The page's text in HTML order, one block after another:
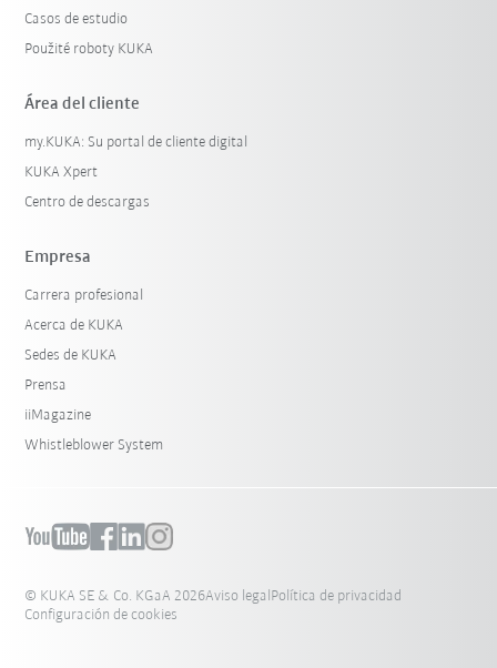
Restablecer filtro
Casos de estudio
Použité roboty KUKA
Área del cliente
my.KUKA: Su portal de cliente digital
KUKA Xpert
Centro de descargas
Empresa
Carrera profesional
Acerca de KUKA
Sedes de KUKA
Prensa
iiMagazine
Whistleblower System
© KUKA SE & Co. KGaA 2026Aviso legalPolítica de privacidad
Configuración de cookies